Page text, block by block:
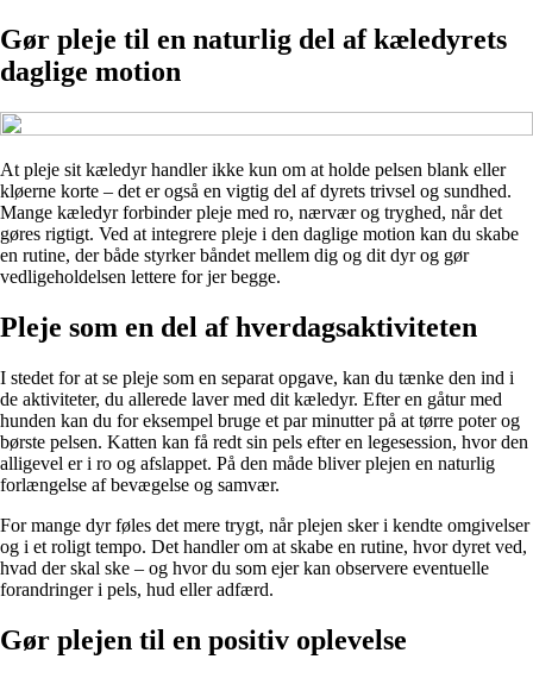
Gør pleje til en naturlig del af kæledyrets
daglige motion
At pleje sit kæledyr handler ikke kun om at holde pelsen blank eller
kløerne korte – det er også en vigtig del af dyrets trivsel og sundhed.
Mange kæledyr forbinder pleje med ro, nærvær og tryghed, når det
gøres rigtigt. Ved at integrere pleje i den daglige motion kan du skabe
en rutine, der både styrker båndet mellem dig og dit dyr og gør
vedligeholdelsen lettere for jer begge.
Pleje som en del af hverdagsaktiviteten
I stedet for at se pleje som en separat opgave, kan du tænke den ind i
de aktiviteter, du allerede laver med dit kæledyr. Efter en gåtur med
hunden kan du for eksempel bruge et par minutter på at tørre poter og
børste pelsen. Katten kan få redt sin pels efter en legesession, hvor den
alligevel er i ro og afslappet. På den måde bliver plejen en naturlig
forlængelse af bevægelse og samvær.
For mange dyr føles det mere trygt, når plejen sker i kendte omgivelser
og i et roligt tempo. Det handler om at skabe en rutine, hvor dyret ved,
hvad der skal ske – og hvor du som ejer kan observere eventuelle
forandringer i pels, hud eller adfærd.
Gør plejen til en positiv oplevelse